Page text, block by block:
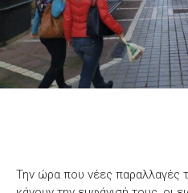
Την ώρα που νέες παραλλαγές